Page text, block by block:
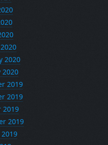
2020
2020
2019
2019
2019
2019